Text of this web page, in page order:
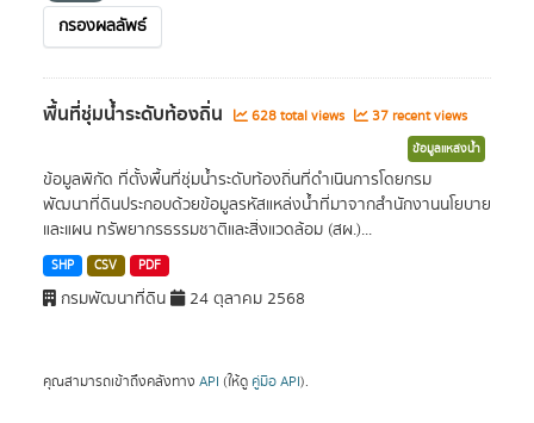
กรองผลลัพธ์
พื้นที่ชุ่มน้ำระดับท้องถิ่น 628 total views 37 recent views
ข้อมูลแหล่งน้ำ
ข้อมูลพิกัด ที่ตั้งพื้นที่ชุ่มน้ำระดับท้องถิ่นที่ดำเนินการโดยกรม
พัฒนาที่ดินประกอบด้วยข้อมูลรหัสแหล่งน้ำที่มาจากสำนักงานนโยบาย
และแผน ทรัพยากรธรรมชาติและสิ่งแวดล้อม (สผ.)...
SHP CSV PDF
กรมพัฒนาที่ดิน 24 ตุลาคม 2568
คุณสามารถเข้าถึงคลังทาง API (ให้ดู คู่มือ API).